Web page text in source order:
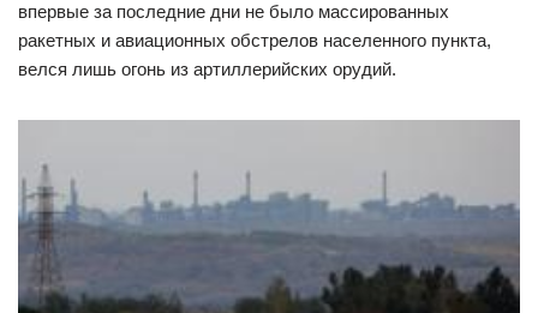
впервые за последние дни не было массированных
ракетных и авиационных обстрелов населенного пункта,
велся лишь огонь из артиллерийских орудий.